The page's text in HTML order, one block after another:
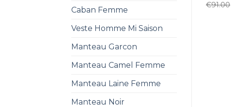
Caban Femme
Veste Homme Mi Saison
Manteau Garcon
Manteau Camel Femme
Manteau Laine Femme
Manteau Noir
€91.00